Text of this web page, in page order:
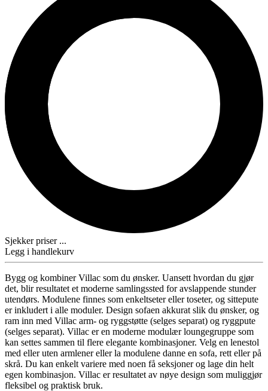
Sjekker priser ...
Legg i handlekurv
Bygg og kombiner Villac som du ønsker. Uansett hvordan du gjør
det, blir resultatet et moderne samlingssted for avslappende stunder
utendørs. Modulene finnes som enkeltseter eller toseter, og sittepute
er inkludert i alle moduler. Design sofaen akkurat slik du ønsker, og
ram inn med Villac arm- og ryggstøtte (selges separat) og ryggpute
(selges separat). Villac er en moderne modulær loungegruppe som
kan settes sammen til flere elegante kombinasjoner. Velg en lenestol
med eller uten armlener eller la modulene danne en sofa, rett eller på
skrå. Du kan enkelt variere med noen få seksjoner og lage din helt
egen kombinasjon. Villac er resultatet av nøye design som muliggjør
fleksibel og praktisk bruk.